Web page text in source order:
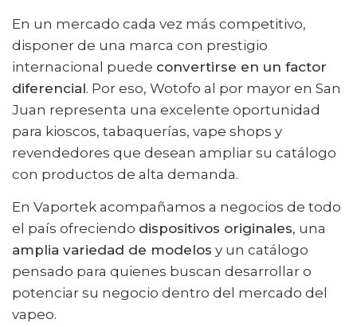
En un mercado cada vez más competitivo,
disponer de una marca con prestigio
internacional puede convertirse en un factor
diferencial. Por eso, Wotofo al por mayor en San
Juan representa una excelente oportunidad
para kioscos, tabaquerías, vape shops y
revendedores que desean ampliar su catálogo
con productos de alta demanda.
En Vaportek acompañamos a negocios de todo
el país ofreciendo dispositivos originales, una
amplia variedad de modelos y un catálogo
pensado para quienes buscan desarrollar o
potenciar su negocio dentro del mercado del
vapeo.